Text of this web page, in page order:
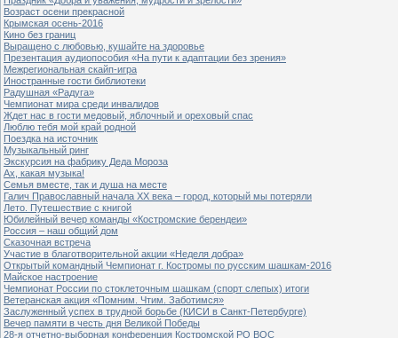
Возраст осени прекрасной
Крымская осень-2016
Кино без границ
Выращено с любовью, кушайте на здоровье
Презентация аудиопособия «На пути к адаптации без зрения»
Межрегиональная скайп-игра
Иностранные гости библиотеки
Радушная «Радуга»
Чемпионат мира среди инвалидов
Ждет нас в гости медовый, яблочный и ореховый спас
Люблю тебя мой край родной
Поездка на источник
Музыкальный ринг
Экскурсия на фабрику Деда Мороза
Ах, какая музыка!
Семья вместе, так и душа на месте
Галич Православный начала ХХ века – город, который мы потеряли
Лето. Путешествие с книгой
Юбилейный вечер команды «Костромские берендеи»
Россия – наш общий дом
Сказочная встреча
Участие в благотворительной акции «Неделя добра»
Открытый командный Чемпионат г. Костромы по русским шашкам-2016
Майское настроение
Чемпионат России по стоклеточным шашкам (спорт слепых) итоги
Ветеранская акция «Помним. Чтим. Заботимся»
Заслуженный успех в трудной борьбе (КИСИ в Санкт-Петербурге)
Вечер памяти в честь дня Великой Победы
28-я отчетно-выборная конференция Костромской РО ВОС